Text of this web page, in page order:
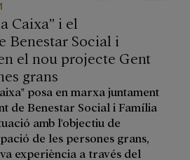
Caixa” i el
Benestar Social i
el nou projecte Gent
grans
posa en marxa juntament
de Benestar Social i Família
amb l'objectiu de
de les persones grans,
experiència a través del